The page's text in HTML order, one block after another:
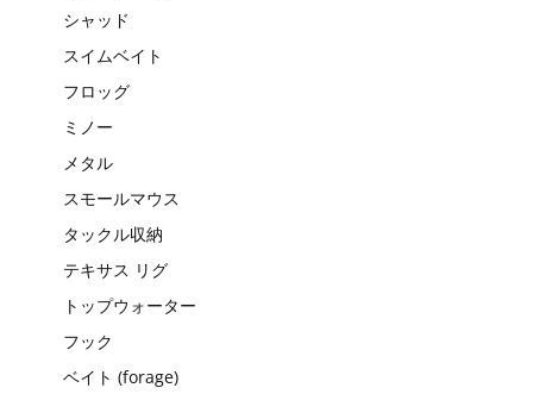
シャッド
スイムベイト
フロッグ
ミノー
メタル
スモールマウス
タックル収納
テキサス リグ
トップウォーター
フック
ベイト (forage)